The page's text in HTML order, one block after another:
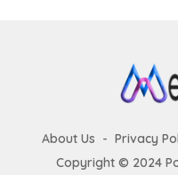
About Us Privacy
Copyright © 2024